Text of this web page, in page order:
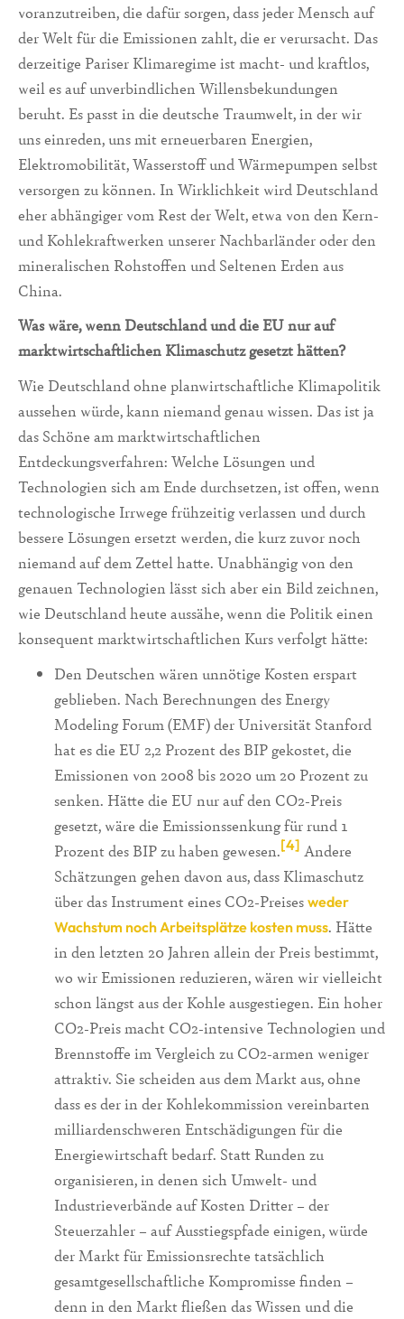
voranzutreiben, die dafür sorgen, dass jeder Mensch auf
der Welt für die Emissionen zahlt, die er verursacht. Das
derzeitige Pariser Klimaregime ist macht- und kraftlos,
weil es auf unverbindlichen Willensbekundungen
beruht. Es passt in die deutsche Traumwelt, in der wir
uns einreden, uns mit erneuerbaren Energien,
Elektromobilität, Wasserstoff und Wärmepumpen selbst
versorgen zu können. In Wirklichkeit wird Deutschland
eher abhängiger vom Rest der Welt, etwa von den Kern-
und Kohlekraftwerken unserer Nachbarländer oder den
mineralischen Rohstoffen und Seltenen Erden aus
China.
Was wäre, wenn Deutschland und die EU nur auf
marktwirtschaftlichen Klimaschutz gesetzt hätten?
Wie Deutschland ohne planwirtschaftliche Klimapolitik
aussehen würde, kann niemand genau wissen. Das ist ja
das Schöne am marktwirtschaftlichen
Entdeckungsverfahren: Welche Lösungen und
Technologien sich am Ende durchsetzen, ist offen, wenn
technologische Irrwege frühzeitig verlassen und durch
bessere Lösungen ersetzt werden, die kurz zuvor noch
niemand auf dem Zettel hatte. Unabhängig von den
genauen Technologien lässt sich aber ein Bild zeichnen,
wie Deutschland heute aussähe, wenn die Politik einen
konsequent marktwirtschaftlichen Kurs verfolgt hätte:
Den Deutschen wären unnötige Kosten erspart
geblieben. Nach Berechnungen des Energy
Modeling Forum (EMF) der Universität Stanford
hat es die EU 2,2 Prozent des BIP gekostet, die
Emissionen von 2008 bis 2020 um 20 Prozent zu
senken. Hätte die EU nur auf den CO2-Preis
gesetzt, wäre die Emissionssenkung für rund 1
Prozent des BIP zu haben gewesen.[4] Andere
Schätzungen gehen davon aus, dass Klimaschutz
über das Instrument eines CO2-Preises weder
Wachstum noch Arbeitsplätze kosten muss. Hätte
in den letzten 20 Jahren allein der Preis bestimmt,
wo wir Emissionen reduzieren, wären wir vielleicht
schon längst aus der Kohle ausgestiegen. Ein hoher
CO2-Preis macht CO2-intensive Technologien und
Brennstoffe im Vergleich zu CO2-armen weniger
attraktiv. Sie scheiden aus dem Markt aus, ohne
dass es der in der Kohlekommission vereinbarten
milliardenschweren Entschädigungen für die
Energiewirtschaft bedarf. Statt Runden zu
organisieren, in denen sich Umwelt- und
Industrieverbände auf Kosten Dritter – der
Steuerzahler – auf Ausstiegspfade einigen, würde
der Markt für Emissionsrechte tatsächlich
gesamtgesellschaftliche Kompromisse finden –
denn in den Markt fließen das Wissen und die